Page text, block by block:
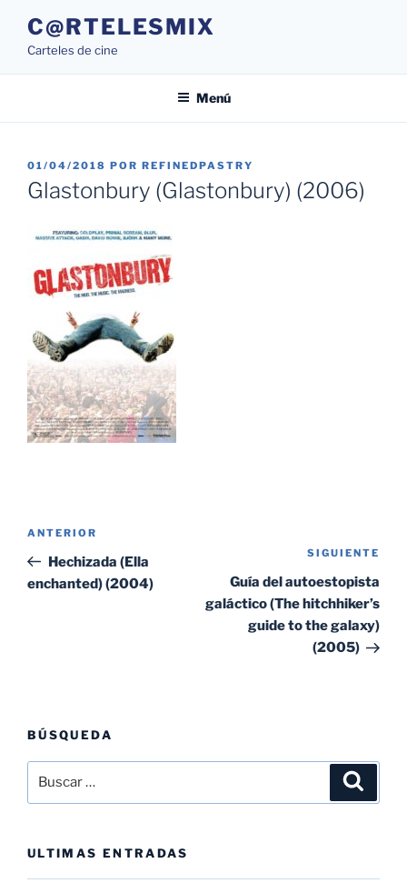
contenido
C@RTELESMIX
Carteles de cine
Menú
PUBLICADO
EL
01/04/2018 POR REFINEDPASTRY
Glastonbury (Glastonbury) (2006)
entradas
Entrada
anterior:
ANTERIOR
Hechizada (Ella
enchanted) (2004)
SIGUIENTE
Guía del autoestopista
galáctico (The hitchhiker’s
guide to the galaxy)
(2005)
BÚSQUEDA
por:
ULTIMAS ENTRADAS